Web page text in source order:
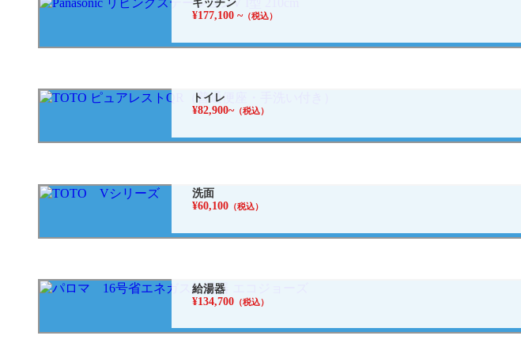
キッチン
¥177,100 ~（税込）
トイレ
¥82,900~（税込）
洗面
¥60,100（税込）
給湯器
¥134,700（税込）